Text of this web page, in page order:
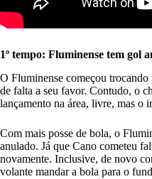
1º tempo: Fluminense tem gol
O Fluminense começou trocando
de falta a seu favor. Contudo, o
lançamento na área, livre, mas o
Com mais posse de bola, o
anulado. Já que Cano cometeu
novamente. Inclusive, de novo
volante mandar a bola para o